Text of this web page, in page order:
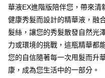
是否繳費成功／繳費後需取消欲
【注意事項】
１．透過由恩沛科技股份有限公
易，需依本服務之必要範圍內提
權轉讓予恩沛科技股份有限公司。
２．關於個人資料處理事宜，請瀏
每筆NT$100，滿NT$600(含
7-11付款取貨
每筆NT$100，滿NT$600(含
付款後7-11取貨
每筆NT$100，滿NT$600(含以
華液EX進階版陪伴您，帶來
健康秀髮而設計的精華液，融
髮絲，讓您的秀髮散發自然光
力或環境的挑戰，這瓶精華都
您的自信隨著每一次甩髮而升
康，成為您生活中的一部分。